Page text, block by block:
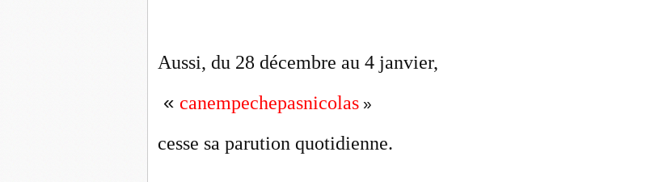
Aussi, du 28 décembre au 4 janvier,
« canempechepasnicolas »
cesse sa parution quotidienne.